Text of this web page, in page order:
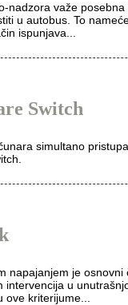
nadzora važe
u autobus. To
ispunjava...
Switch
simultano
napajanjem je
intervencija u
kriterijume...